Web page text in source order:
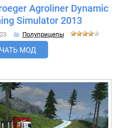
Agroliner Dynamic
Simulator 2013
Полуприцепы
МОД